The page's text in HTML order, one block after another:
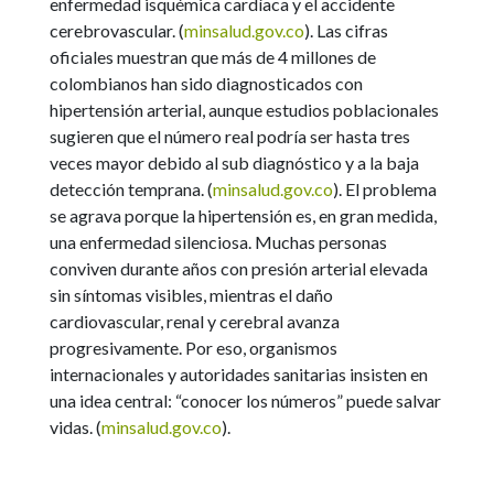
cerebrovascular. (minsalud.gov.co). Las cifras
oficiales muestran que más de 4 millones de
colombianos han sido diagnosticados con
hipertensión arterial, aunque estudios poblacionales
sugieren que el número real podría ser hasta tres
veces mayor debido al sub diagnóstico y a la baja
detección temprana. (minsalud.gov.co). El problema
se agrava porque la hipertensión es, en gran medida,
una enfermedad silenciosa. Muchas personas
conviven durante años con presión arterial elevada
sin síntomas visibles, mientras el daño
cardiovascular, renal y cerebral avanza
progresivamente. Por eso, organismos
internacionales y autoridades sanitarias insisten en
una idea central: “conocer los números” puede salvar
vidas. (minsalud.gov.co).